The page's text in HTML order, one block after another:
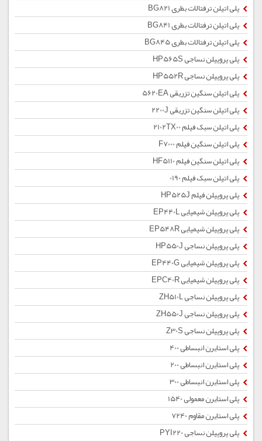
پلی اتیلن ترفتالات بطری BG821
پلی اتیلن ترفتالات بطری BG841
پلی اتیلن ترفتالات بطری BG845
پلی پروپیلن نساجی HP565S
پلی پروپیلن نساجی HP552R
پلی اتیلن سنگین تزریقی 5620EA
پلی اتیلن سنگین تزریقی 2200J
پلی اتیلن سبک فیلم 2102TX00
پلی اتیلن سنگین فیلم F7000
پلی اتیلن سنگین فیلم HF5110
پلی اتیلن سبک فیلم 0190
پلی پروپیلن فیلم HP525J
پلی پروپیلن شیمیایی EP440L
پلی پروپیلن شیمیایی EP548R
پلی پروپیلن نساجی HP550J
پلی پروپیلن شیمیایی EP440G
پلی پروپیلن شیمیایی EPC40R
پلی پروپیلن نساجی ZH510L
پلی پروپیلن نساجی ZH550J
پلی پروپیلن نساجی Z30S
پلی استایرن انبساطی 400
پلی استایرن انبساطی 200
پلی استایرن انبساطی 300
پلی استایرن معمولی 1540
پلی استایرن مقاوم 7240
پلی پروپیلن نساجی PYI220